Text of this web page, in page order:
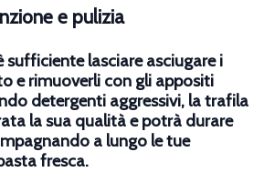
e pulizia
sufficiente lasciare asciugare i
e rimuoverli con gli appositi
detergenti aggressivi, la trafila
la sua qualità e potrà durare
a lungo le tue
fresca.